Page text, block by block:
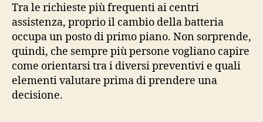
Tra le richieste più frequenti ai centri
assistenza, proprio il cambio della batteria
occupa un posto di primo piano. Non sorprende,
quindi, che sempre più persone vogliano capire
come orientarsi tra i diversi preventivi e quali
elementi valutare prima di prendere una
decisione.